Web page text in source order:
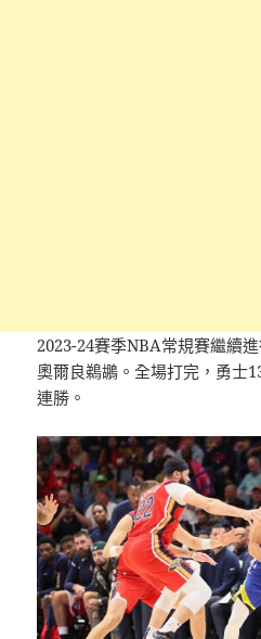
2023-24賽季NBA常規賽繼續
奧爾良鵜鶘。全場打完，勇士
連勝。